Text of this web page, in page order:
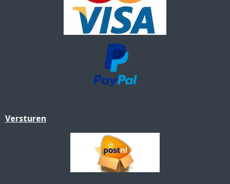
Versturen